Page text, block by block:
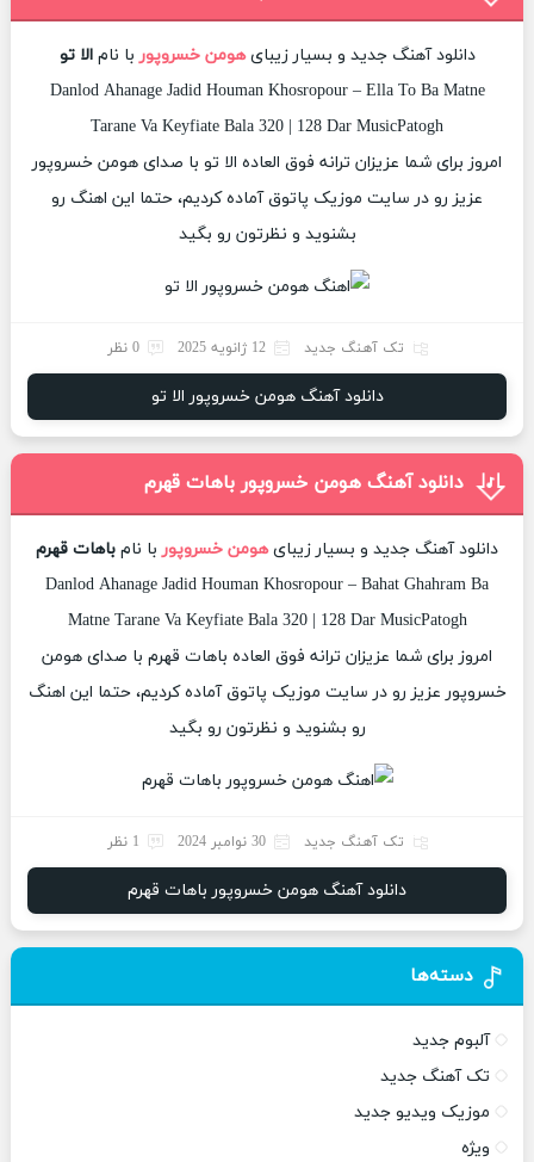
دانلود آهنگ جدید و بسیار زیبایهومن خسروپوربا نامالا تو
Danlod Ahanage Jadid Houman Khosropour – Ella To Ba Matne
Tarane Va Keyfiate Bala 320 | 128 Dar MusicPatogh
امروز برای شما عزیزان ترانه فوق العاده الا تو با صدای هومن خسروپور
عزیز رو در سایت موزیک پاتوق آماده کردیم، حتما این اهنگ رو
بشنوید و نظرتون رو بگید
تک آهنگ جدید 12 ژانویه 2025 0 نظر
دانلود آهنگ هومن خسروپور الا تو
دانلود آهنگ هومن خسروپور باهات قهرم
دانلود آهنگ جدید و بسیار زیبایهومن خسروپوربا نام باهات قهرم
Danlod Ahanage Jadid Houman Khosropour – Bahat Ghahram Ba
Matne Tarane Va Keyfiate Bala 320 | 128 Dar MusicPatogh
امروز برای شما عزیزان ترانه فوق العاده باهات قهرم با صدای هومن
خسروپور عزیز رو در سایت موزیک پاتوق آماده کردیم، حتما این اهنگ
رو بشنوید و نظرتون رو بگید
تک آهنگ جدید 30 نوامبر 2024 1 نظر
دانلود آهنگ هومن خسروپور باهات قهرم
دسته‌ها
آلبوم جدید
تک آهنگ جدید
موزیک ویدیو جدید
ویژه